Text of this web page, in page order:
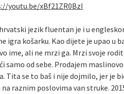
youtu.be/xBf21ZR0BzI
jezik fluentan je i u
košarku. Kao dijete je upao u
ime, ali ne mrzi ga. Mrzi svoje
samo od sebe. Prodajem
se to baš i nije dojmilo, jer je
raznim poslovima van struke.